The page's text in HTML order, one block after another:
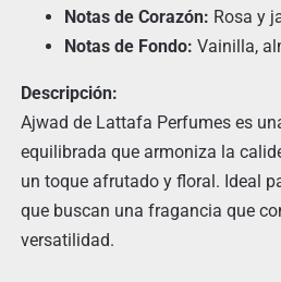
Notas de Corazón: Rosa y
Notas de Fondo: Vainilla,
Descripción:
Ajwad de Lattafa Perfumes es
equilibrada que armoniza la
un toque afrutado y floral. Ideal
que buscan una fragancia que
versatilidad.